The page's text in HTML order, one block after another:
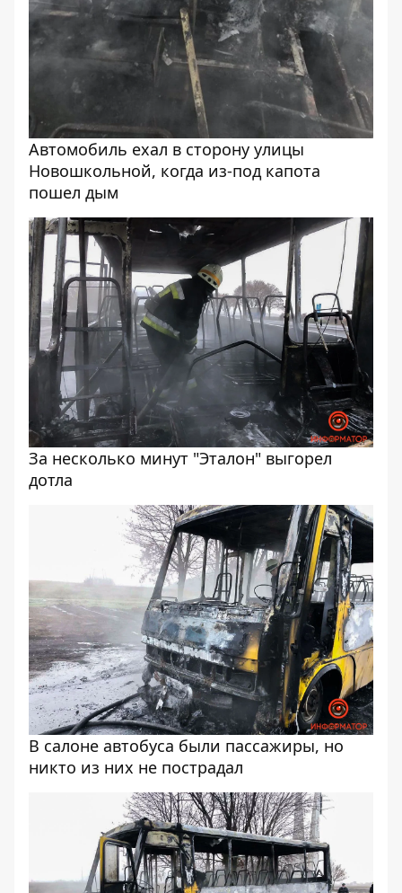
Автомобиль ехал в сторону улицы
Новошкольной, когда из-под капота
пошел дым
За несколько минут "Эталон" выгорел
дотла
В салоне автобуса были пассажиры, но
никто из них не пострадал